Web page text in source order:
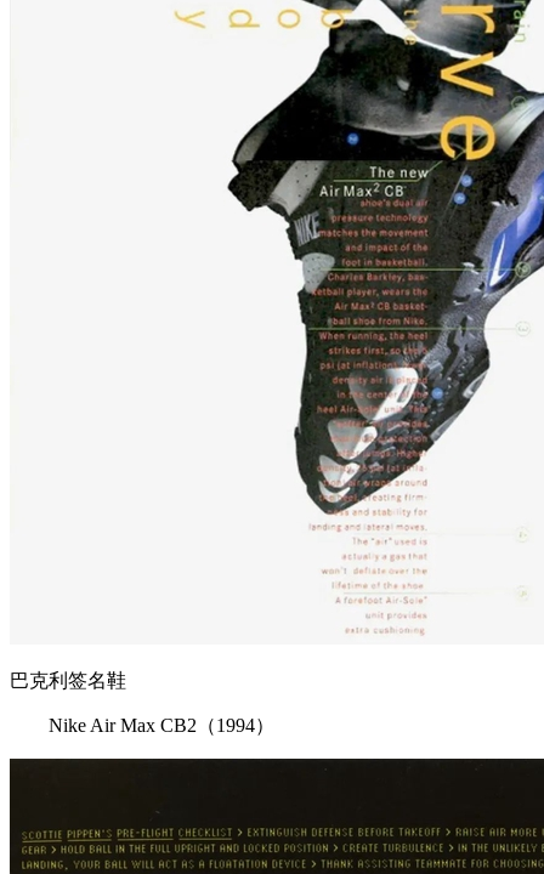
巴克利签名鞋
Nike Air Max CB2（1994）